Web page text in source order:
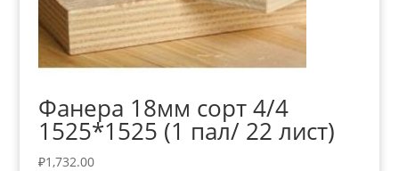
Фанера 18мм сорт 4/4
1525*1525 (1 пал/ 22 лист)
₽1,732.00